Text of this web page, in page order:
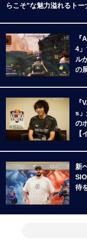
らこそ”な魅力溢れるト
4
ル
の
s
の
【
新
待